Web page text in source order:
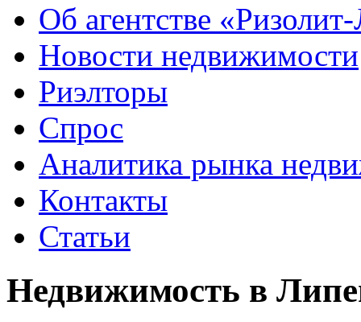
Об агентстве
Новости недвижимости
Риэлторы
Спрос
Аналитика рынка
Контакты
Статьи
Недвижимость в